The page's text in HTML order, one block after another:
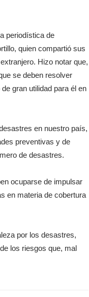
periodística de
quien compartió sus
Hizo notar que,
se deben resolver
gran utilidad para él en
en nuestro país,
preventivas y de
de desastres.
ocuparse de impulsar
en materia de cobertura
por los desastres,
los riesgos que, mal